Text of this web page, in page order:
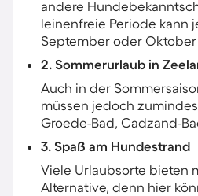
andere
leinenfreie Periode kann
September oder
2. Sommerurlaub in
Auch in der
müssen jedoch
Groede-Bad, Cadzand-
3. Spaß am Hundestrand
Viele Urlaubsorte bieten
Alternative, denn hier